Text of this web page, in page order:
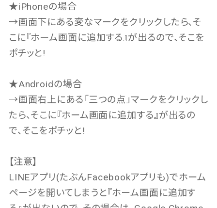
★iPhoneの場合
→画面下にある変なマークをクリックしたら、そ
こに『ホーム画面に追加する』が出るので、そこを
ポチッと!
★Androidの場合
→画面右上にある「三つの点」マークをクリックし
たら、そこに『ホーム画面に追加する』が出るの
で、そこをポチッと!
【注意】
LINEアプリ(たぶんFacebookアプリも)でホーム
ページを開いてしまうと『ホーム画面に追加す